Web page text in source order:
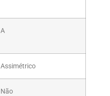
A
Assimétrico
Não